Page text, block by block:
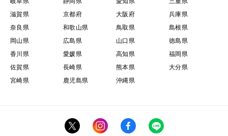
滋賀県
京都府 大阪府
兵庫県
奈良県
和歌山県 鳥取県
島根県
岡山県
広島県 山口県
徳島県
香川県
愛媛県 高知県
福岡県
佐賀県
長崎県 熊本県
大分県
宮崎県
鹿児島県 沖縄県